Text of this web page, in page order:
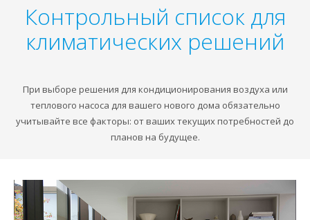
Контрольный список для
климатических решений
При выборе решения для кондиционирования воздуха или
теплового насоса для вашего нового дома обязательно
учитывайте все факторы: от ваших текущих потребностей до
планов на будущее.